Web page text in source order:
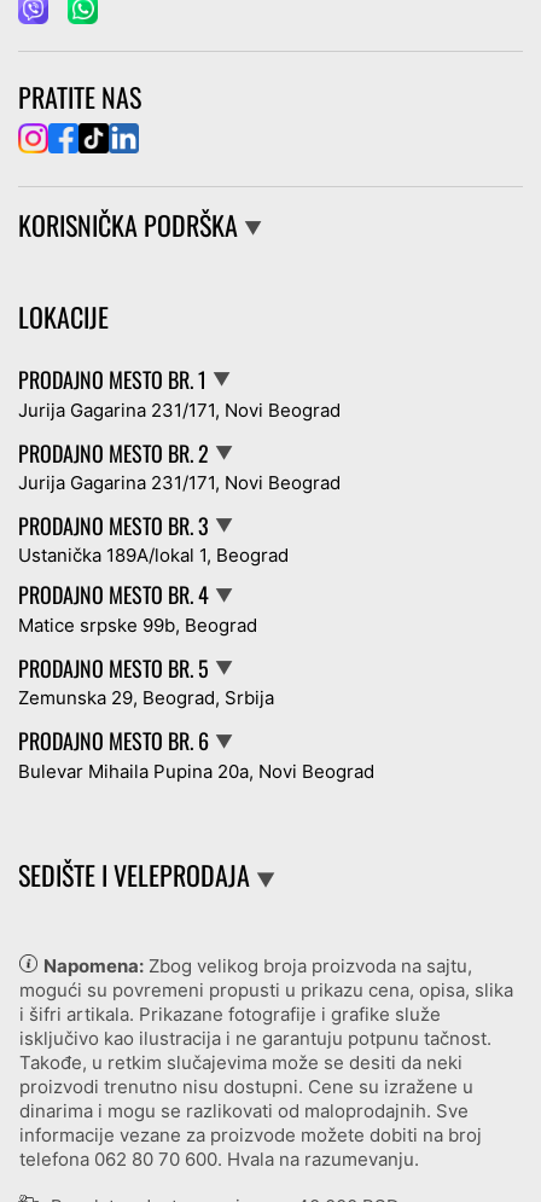
PRATITE NAS
KORISNIČKA PODRŠKA ▼
LOKACIJE
PRODAJNO MESTO BR. 1 ▼
Jurija Gagarina 231/171, Novi Beograd
PRODAJNO MESTO BR. 2 ▼
Jurija Gagarina 231/171, Novi Beograd
PRODAJNO MESTO BR. 3 ▼
Ustanička 189A/lokal 1, Beograd
PRODAJNO MESTO BR. 4 ▼
Matice srpske 99b, Beograd
PRODAJNO MESTO BR. 5 ▼
Zemunska 29, Beograd, Srbija
PRODAJNO MESTO BR. 6 ▼
Bulevar Mihaila Pupina 20a, Novi Beograd
SEDIŠTE I VELEPRODAJA ▼
Napomena: Zbog velikog broja proizvoda na sajtu,
mogući su povremeni propusti u prikazu cena, opisa, slika
i šifri artikala. Prikazane fotografije i grafike služe
isključivo kao ilustracija i ne garantuju potpunu tačnost.
Takođe, u retkim slučajevima može se desiti da neki
proizvodi trenutno nisu dostupni. Cene su izražene u
dinarima i mogu se razlikovati od maloprodajnih. Sve
informacije vezane za proizvode možete dobiti na broj
telefona 062 80 70 600. Hvala na razumevanju.